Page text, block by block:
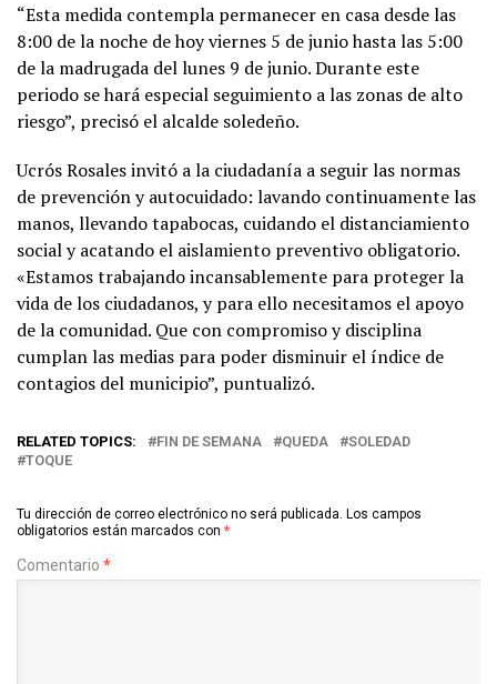
“Esta medida contempla permanecer en casa desde las
8:00 de la noche de hoy viernes 5 de junio hasta las 5:00
de la madrugada del lunes 9 de junio. Durante este
periodo se hará especial seguimiento a las zonas de alto
riesgo”, precisó el alcalde soledeño.
Ucrós Rosales invitó a la ciudadanía a seguir las normas
de prevención y autocuidado: lavando continuamente las
manos, llevando tapabocas, cuidando el distanciamiento
social y acatando el aislamiento preventivo obligatorio.
«Estamos trabajando incansablemente para proteger la
vida de los ciudadanos, y para ello necesitamos el apoyo
de la comunidad. Que con compromiso y disciplina
cumplan las medias para poder disminuir el índice de
contagios del municipio”, puntualizó.
RELATED TOPICS: FIN DE SEMANA QUEDA
SOLEDAD
TOQUE
Tu dirección de correo electrónico no será publicada. Los campos
obligatorios están marcados con *
Comentario *